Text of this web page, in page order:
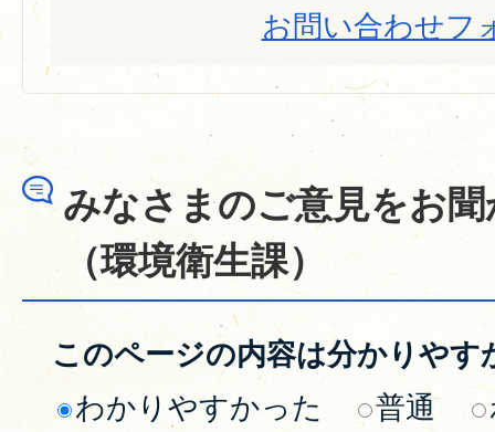
お問い合わせフ
みなさまのご意見をお
（環境衛生課）
このページの内容は分かりやす
わかりやすかった
普通